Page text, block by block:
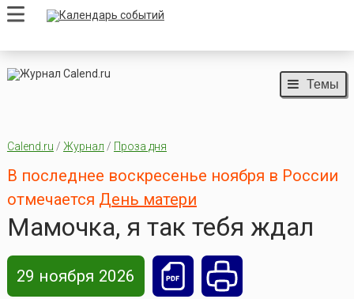
Темы
Calend.ru / Журнал / Проза дня
В последнее воскресенье ноября в России
отмечается День матери
Мамочка, я так тебя ждал
29 ноября 2026